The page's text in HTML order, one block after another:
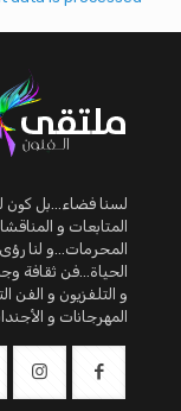
لسنا فضاء...بل كون
المتابعات و
المحرمات...و لنا
الحياة...فن ثقافة
و التلفزيون و الفن
المهرجانات و